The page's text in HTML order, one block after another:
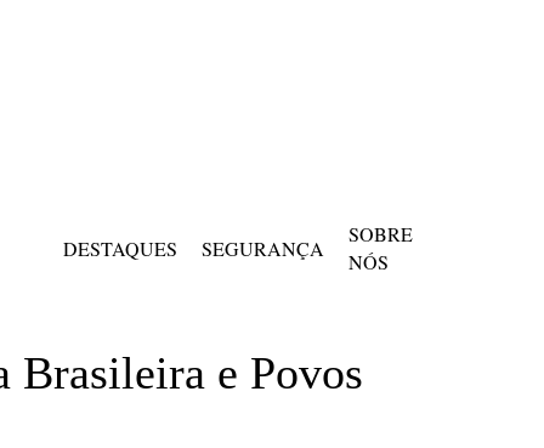
DESTAQUES SEGURANÇA
SOBRE
NÓS
Brasileira e Povos